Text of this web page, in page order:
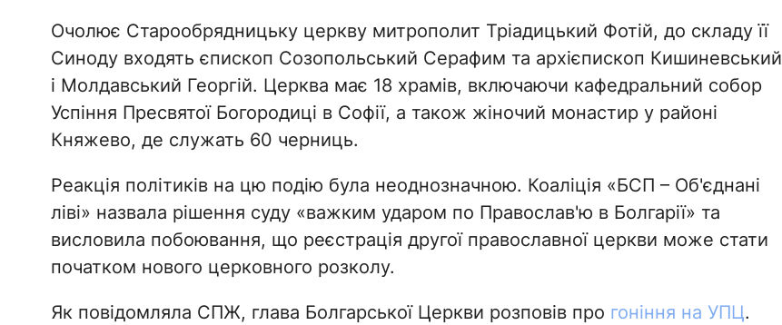
Очолює Старообрядницьку церкву митрополит Тріадицький Фотій, до складу її
Синоду входять єпископ Созопольський Серафим та архієпископ Кишиневський
і Молдавський Георгій. Церква має 18 храмів, включаючи кафедральний собор
Успіння Пресвятої Богородиці в Софії, а також жіночий монастир у районі
Княжево, де служать 60 черниць.
Реакція політиків на цю подію була неоднозначною. Коаліція «БСП – Об'єднані
ліві» назвала рішення суду «важким ударом по Православ'ю в Болгарії» та
висловила побоювання, що реєстрація другої православної церкви може стати
початком нового церковного розколу.
Як повідомляла СПЖ, глава Болгарської Церкви розповів про гоніння на УПЦ.